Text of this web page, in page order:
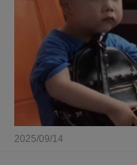
2025/09/14